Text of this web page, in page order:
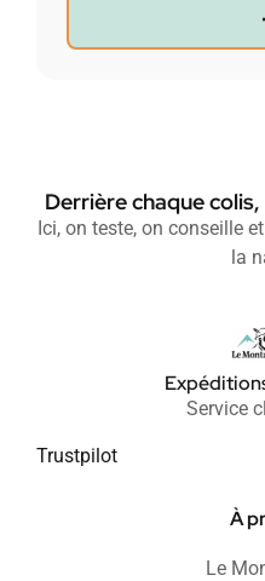
Derrière chaque
Ici, on teste, on conseille
la
Service
Trustpilot
À
Le